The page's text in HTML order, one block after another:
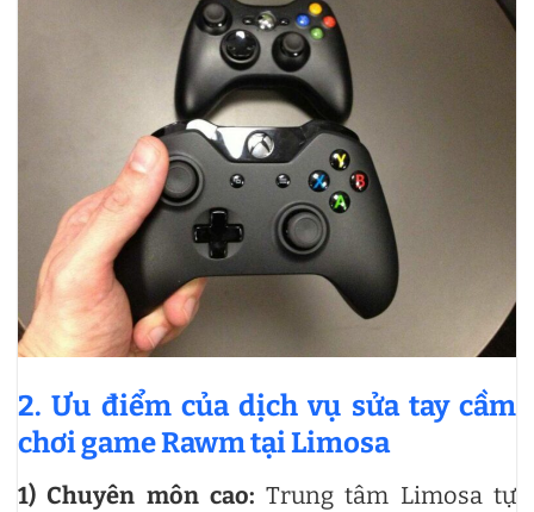
2. Ưu điểm của dịch vụ sửa tay cầm
chơi game Rawm tại Limosa
1)Chuyên môn cao:Trung tâm Limosa tự